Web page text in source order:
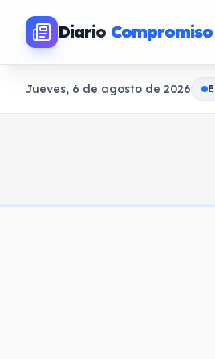
Diario Compromiso
Jueves, 6 de agosto de 2026